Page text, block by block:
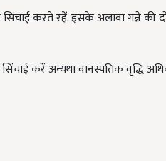
करते रहें. इसके अलावा गन्ने
करें अन्यथा वानस्पतिक वृद्धि